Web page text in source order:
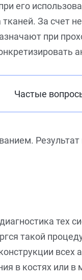
его
За счет
при
Частые
тех
такой
всех
в костях или в